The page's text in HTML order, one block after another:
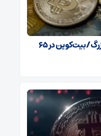
تغییرات قیمتی ۱۰ ارز دیجیتالی بزرگ/ بیت‌کوین در ۶۵